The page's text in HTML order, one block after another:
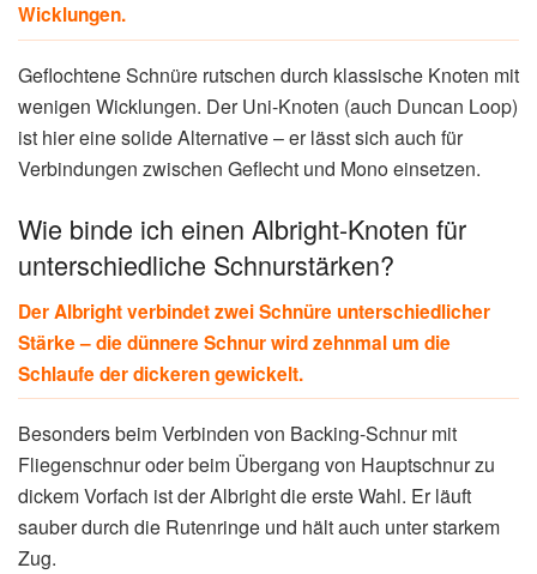
Wicklungen.
Geflochtene Schnüre rutschen durch klassische Knoten mit
wenigen Wicklungen. Der Uni-Knoten (auch Duncan Loop)
ist hier eine solide Alternative – er lässt sich auch für
Verbindungen zwischen Geflecht und Mono einsetzen.
Wie binde ich einen Albright-Knoten für
unterschiedliche Schnurstärken?
Der Albright verbindet zwei Schnüre unterschiedlicher
Stärke – die dünnere Schnur wird zehnmal um die
Schlaufe der dickeren gewickelt.
Besonders beim Verbinden von Backing-Schnur mit
Fliegenschnur oder beim Übergang von Hauptschnur zu
dickem Vorfach ist der Albright die erste Wahl. Er läuft
sauber durch die Rutenringe und hält auch unter starkem
Zug.